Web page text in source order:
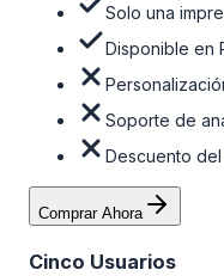
Solo una
Disponible en
Soporte de
Descuento
Comprar Ahora
Cinco Usuarios